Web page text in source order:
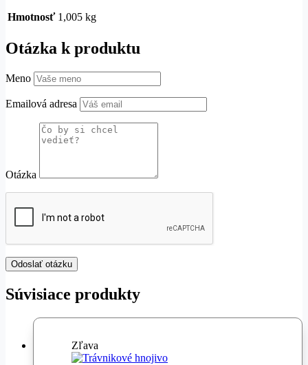
Hmotnosť 1,005 kg
Otázka k produktu
Meno
Emailová adresa
Otázka
Súvisiace produkty
Zľava